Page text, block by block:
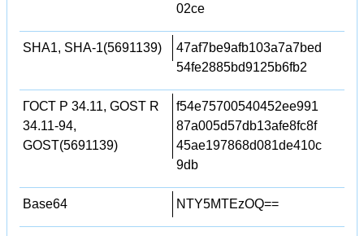
02ce
SHA1, SHA-1(5691139)
47af7be9afb103a7a7bed
54fe2885bd9125b6fb2
ГОСТ Р 34.11, GOST R
34.11-94,
GOST(5691139)
f54e75700540452ee991
87a005d57db13afe8fc8f
45ae197868d081de410c
9db
Base64 NTY5MTEzOQ==